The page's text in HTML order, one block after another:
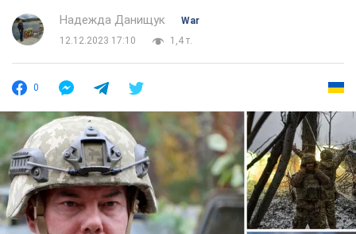
Надежда Данищук
War
12.12.2023 17:10
1,4 т.
0